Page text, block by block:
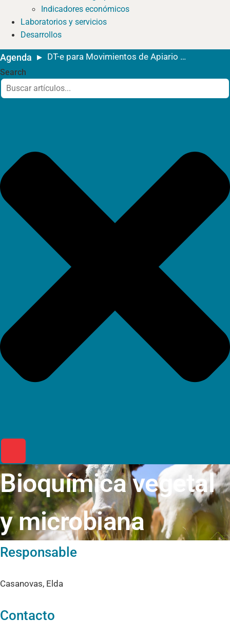
Indicadores económicos
Laboratorios y servicios
Desarrollos
Agenda DT-e para Movimientos de Apiario a Salas de Extracción
Search
Bioquímica vegetal
y microbiana
Responsable
Casanovas, Elda
Contacto